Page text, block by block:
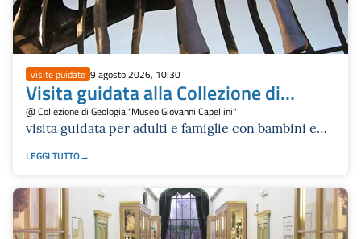
visite guidate 9 agosto 2026, 10:30
Visita guidata alla Collezione di
Geologia
@ Collezione di Geologia "Museo Giovanni Capellini"
visita guidata per adulti e famiglie con bambini e
LEGGI TUTTO